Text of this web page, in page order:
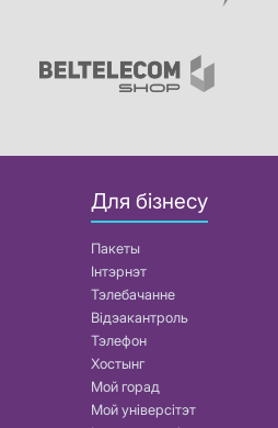
Для бізнесу
Пакеты
Інтэрнэт
Тэлебачанне
Відэакантроль
Тэлефон
Хостынг
Мой горад
Мой універсітэт